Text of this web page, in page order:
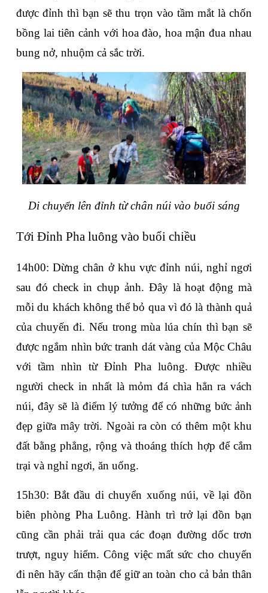
được đỉnh thì bạn sẽ thu trọn vào tầm mắt là chốn
bồng lai tiên cảnh với hoa đào, hoa mận đua nhau
bung nở, nhuộm cả sắc trời.
Di chuyển lên đỉnh từ chân núi vào buổi sáng
Tới Đỉnh Pha luông vào buổi chiều
14h00: Dừng chân ở khu vực đỉnh núi, nghỉ ngơi
sau đó check in chụp ảnh. Đây là hoạt động mà
mỗi du khách không thể bỏ qua vì đó là thành quả
của chuyến đi. Nếu trong mùa lúa chín thì bạn sẽ
được ngắm nhìn bức tranh dát vàng của Mộc Châu
với tầm nhìn từ Đỉnh Pha luông. Được nhiều
người check in nhất là mỏm đá chìa hẳn ra vách
núi, đây sẽ là điểm lý tưởng để có những bức ảnh
đẹp giữa mây trời. Ngoài ra còn có thêm một khu
đất bằng phẳng, rộng và thoáng thích hợp để cắm
trại và nghỉ ngơi, ăn uống.
15h30: Bắt đầu di chuyển xuống núi, về lại đồn
biên phòng Pha Luông. Hành trì trở lại đồn bạn
cũng cần phải trải qua các đoạn đường dốc trơn
trượt, nguy hiểm. Công việc mất sức cho chuyến
đi nên hãy cẩn thận để giữ an toàn cho cả bản thân